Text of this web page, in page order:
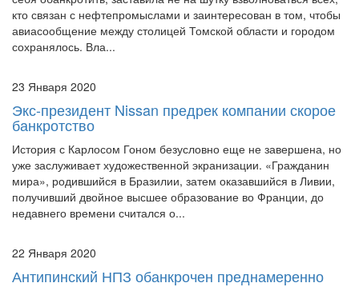
себя обанкротить, заставила не на шутку взволноваться всех,
кто связан с нефтепромыслами и заинтересован в том, чтобы
авиасообщение между столицей Томской области и городом
Экс-президент Nissan предрек компании скорое
банкротство
История с Карлосом Гоном безусловно еще не завершена, но
уже заслуживает художественной экранизации. «Гражданин
мира», родившийся в Бразилии, затем оказавшийся в Ливии,
получивший двойное высшее образование во Франции, до
22 Января 2020